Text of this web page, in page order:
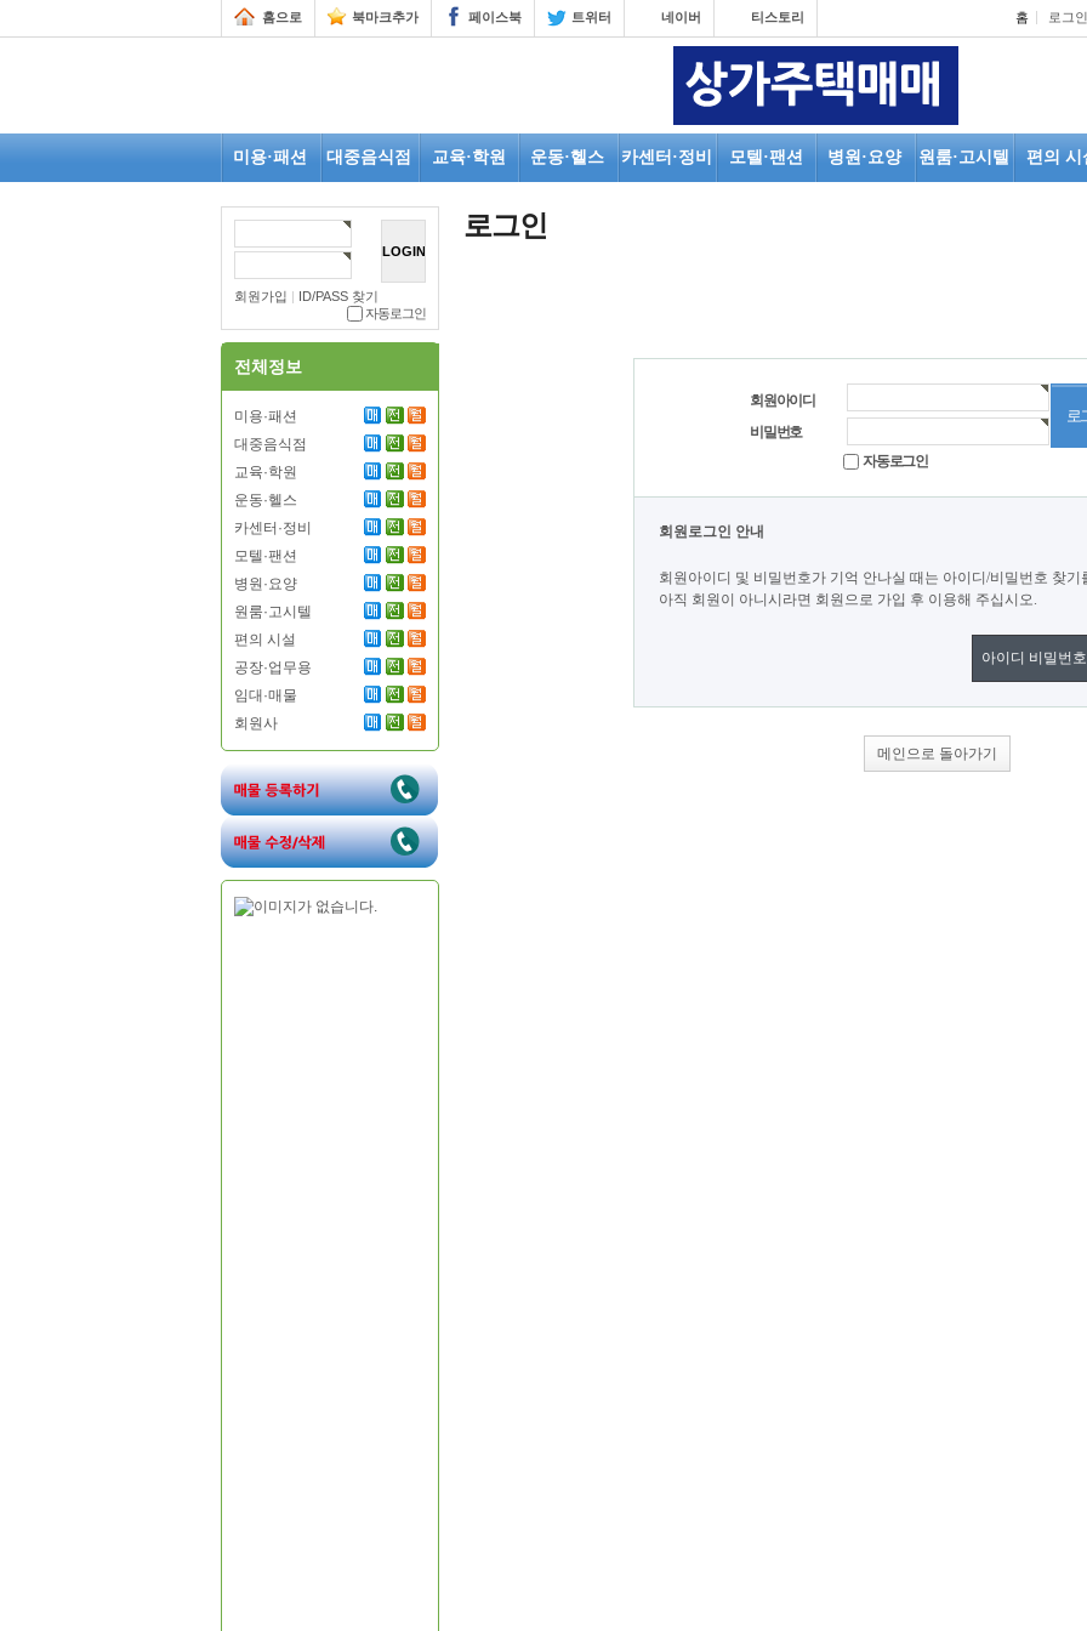
홈으로 북마크추가 페이스북 트위터 네이버 티스토리 홈 로그인
미용·패션 대중음식점 교육·학원 운동·헬스 카센터·정비 모텔·팬션 병원·요양 원룸·고시텔 편의 시
회원가입 | ID/PASS 찾기
자동로그인
전체정보
미용·패션
대중음식점
교육·학원
운동·헬스
카센터·정비
모텔·팬션
병원·요양
원룸·고시텔
편의 시설
공장·업무용
임대·매물
회원사
로그인
회원아이디
비밀번호
자동로그인
회원로그인 안내
회원아이디 및 비밀번호가 기억 안나실 때는 아이디/비밀번호 찾기
아직 회원이 아니시라면 회원으로 가입 후 이용해 주십시오.
아이디 비밀번호
메인으로 돌아가기